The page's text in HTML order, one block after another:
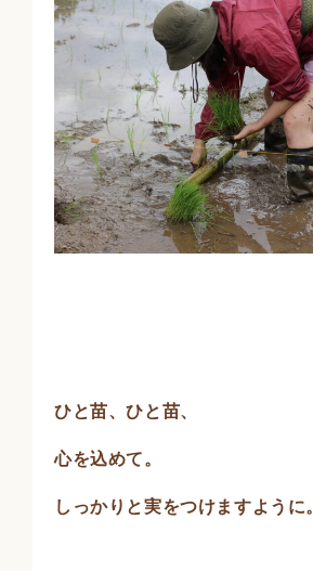
ひと苗、ひと苗、
心を込めて。
しっかりと実をつけますように。